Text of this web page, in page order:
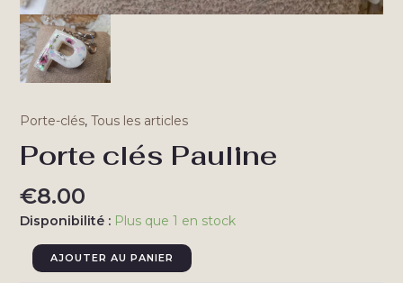
Porte-clés, Tous les articles
Porte clés Pauline
€8.00
Disponibilité : Plus que 1 en stock
quantité
de
AJOUTER AU PANIER